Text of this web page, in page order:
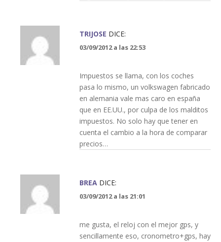
TRIJOSE DICE:
03/09/2012 a las 22:53
Impuestos se llama, con los coches
pasa lo mismo, un volkswagen fabricado
en alemania vale mas caro en españa
que en EE.UU., por culpa de los malditos
impuestos. No solo hay que tener en
cuenta el cambio a la hora de comparar
precios…
BREA DICE:
03/09/2012 a las 21:01
me gusta, el reloj con el mejor gps, y
sencillamente eso, cronometro+gps, hay